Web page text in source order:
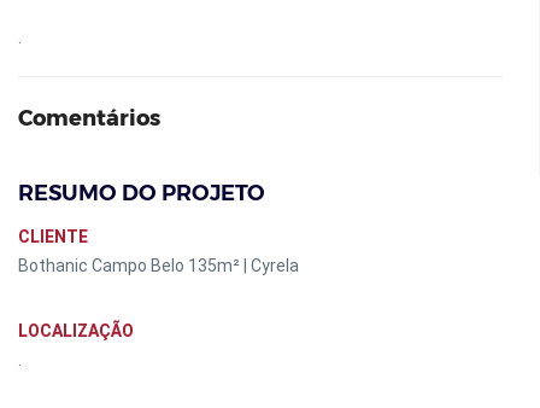
Comentários
RESUMO DO PROJETO
CLIENTE
Bothanic Campo Belo 135m² | Cyrela
LOCALIZAÇÃO